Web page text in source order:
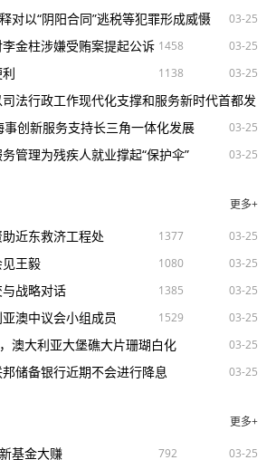
对以“阴阳合同”逃税等犯罪形成威慑
03-25
金柱涉嫌受贿案提起公诉 03-25
1458
03-25
1138
法行政工作现代化支撑和服务新时代首都发
03-25
1846
创新服务支持长三角一体化发展
03-25
管理为残疾人就业撑起“保护伞”
03-25
03-25
预期、促发展（金台锐评）
03-25
03-25
1942
包、转账性质不同（以案说法）
03-25
就菲律宾非法登临铁线礁发表谈话
03-25
聘高校毕业生春季专场活动启动
03-25
原防火安全工作部署 03-25
877
的幸福”（讲述·一辈子一件事）
03-25
一轮冷空气将影响我国中东部 03-25
更多+
近东救济工程处 03-25
1377
王毅 03-25
1080
战略对话 03-25
1385
澳中议会小组成员 03-25
1529
澳大利亚大堡礁大片珊瑚白化
03-25
储备银行近期不会进行降息
03-25
理基廷 03-25
战略等各界人士座谈 03-25
1884
更多+
基金大赚 03-25
792